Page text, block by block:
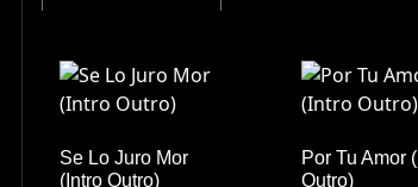
Se Lo Juro Mor
(Intro Outro)
Por Tu Amor
Outro)